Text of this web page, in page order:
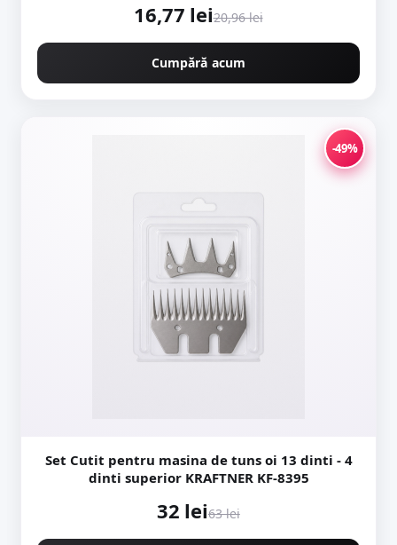
16,77 lei20,96 lei
Cumpără acum
-49%
Set Cutit pentru masina de tuns oi 13 dinti - 4
dinti superior KRAFTNER KF-8395
32 lei63 lei